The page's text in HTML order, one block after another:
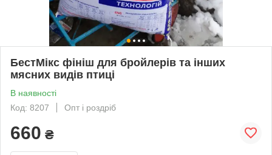
БестМікс фініш для бройлерів та інших
мясних видів птиці
В наявності
Код: 8207
Опт і роздріб
660 ₴